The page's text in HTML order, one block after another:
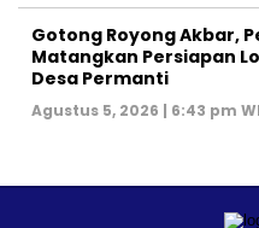
Gotong Royong Akbar,
Matangkan Persiapan
Desa Permanti
Agustus 5, 2026 | 6:43 pm